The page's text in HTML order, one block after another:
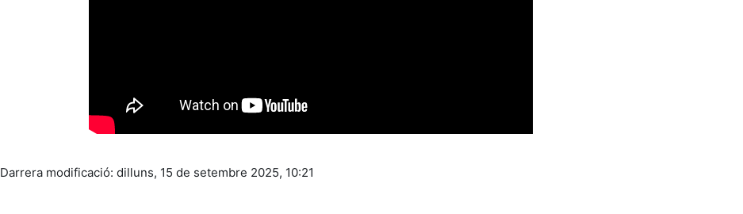
Darrera modificació: dilluns, 15 de setembre 2025, 10:21